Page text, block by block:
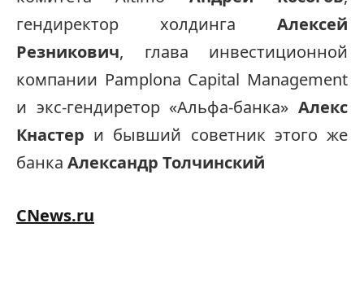
гендиректор холдинга Алексей
Резникович, глава инвестиционной
компании Pamplona Capital Management
и экс-гендиретор «Альфа-банка» Алекс
Кнастер и бывший советник этого же
банка Александр Толчинский
CNews.ru